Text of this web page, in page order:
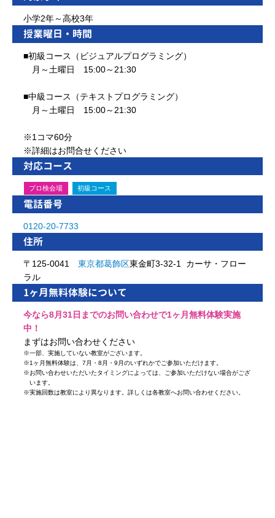
小学2年～高校3年
授業曜日・時間
■初級コース（ビジュアルプログラミング）
月～土曜日 15:00～21:30
■中級コース（テキストプログラミング）
月～土曜日 15:00～21:30
※1コマ60分
※詳細はお問合せください
対応コース
プロ検会場 初級コース
電話番号
0120-20-7733
住所
〒125-0041 東京都葛飾区東金町3-32-1 カーサ・フロー
ラル
1ヶ月無料体験について
今なら8月31日までのお問い合わせで1ヶ月無料体験実施
中！
まずはお問い合わせください
※一部、実施していない教室がございます。
※1ヶ月無料体験は、7月・8月・9月のいずれかでご参加いただけます。
※お問い合わせいただいたタイミングによっては、ご参加いただけない場合がござ
います。
※実施回数は教室により異なります。詳しくは各教室へお問い合わせください。